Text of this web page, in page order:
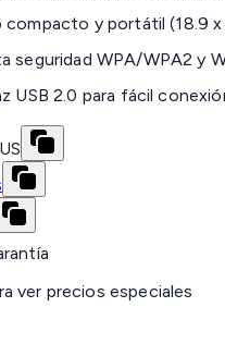
compacto y portátil (18.9 x
seguridad WPA/WPA2 y
USB 2.0 para fácil
ver precios especiales